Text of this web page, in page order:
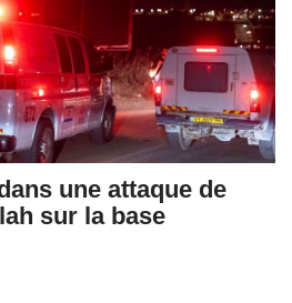
une attaque de
sur la base